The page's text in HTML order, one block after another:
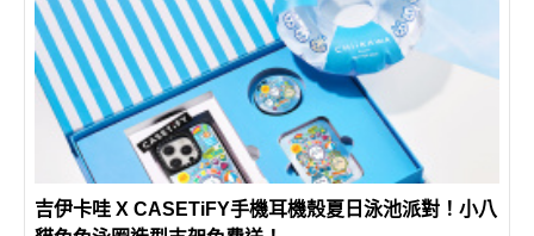
吉伊卡哇 X CASETiFY手機耳機殼夏日泳池派對！小八